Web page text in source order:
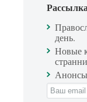
день.
Новые
Анонсы